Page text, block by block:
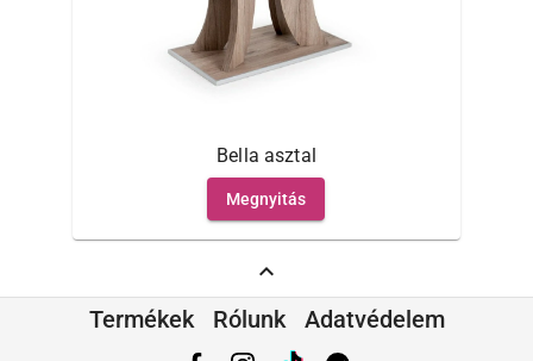
Bella asztal
Megnyitás
expand_less
Termékek
Rólunk Adatvédelem